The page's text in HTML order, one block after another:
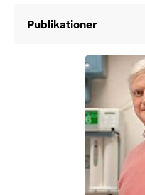
Publikationer